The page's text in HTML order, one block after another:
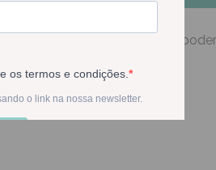
Na compra deste produto